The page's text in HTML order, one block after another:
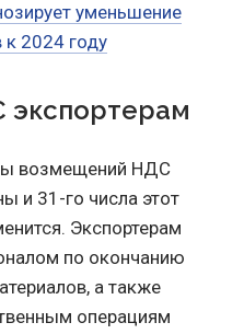
уменьшение
2024 году
возмещений НДС
и 31-го числа этот
Экспортерам
по окончанию
а также
операциям